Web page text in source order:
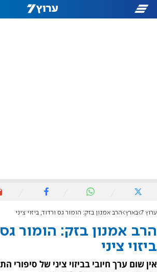
ערוץ 7 בארץ הרב אמנון בזק: הומור גס ורדוד, ביזוי ציני
הרב אמנון בזק: הומור
ביזוי ציני
אין שום ערך חיובי בביזוי ציני של סיפורי